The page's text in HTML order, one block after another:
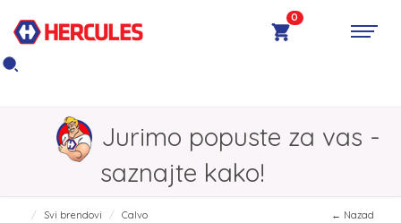
0
Jurimo popuste za vas -
saznajte kako!
Svi brendovi Calvo ← Nazad